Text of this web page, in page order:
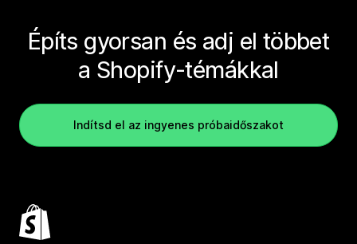
Építs gyorsan és adj el többet
a Shopify-témákkal
Indítsd el az ingyenes próbaidőszakot